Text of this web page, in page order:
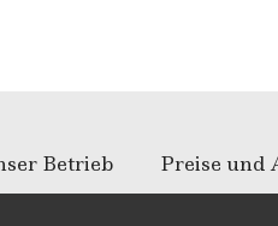
Betrieb Preise und